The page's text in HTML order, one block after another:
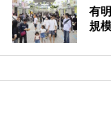
有
規